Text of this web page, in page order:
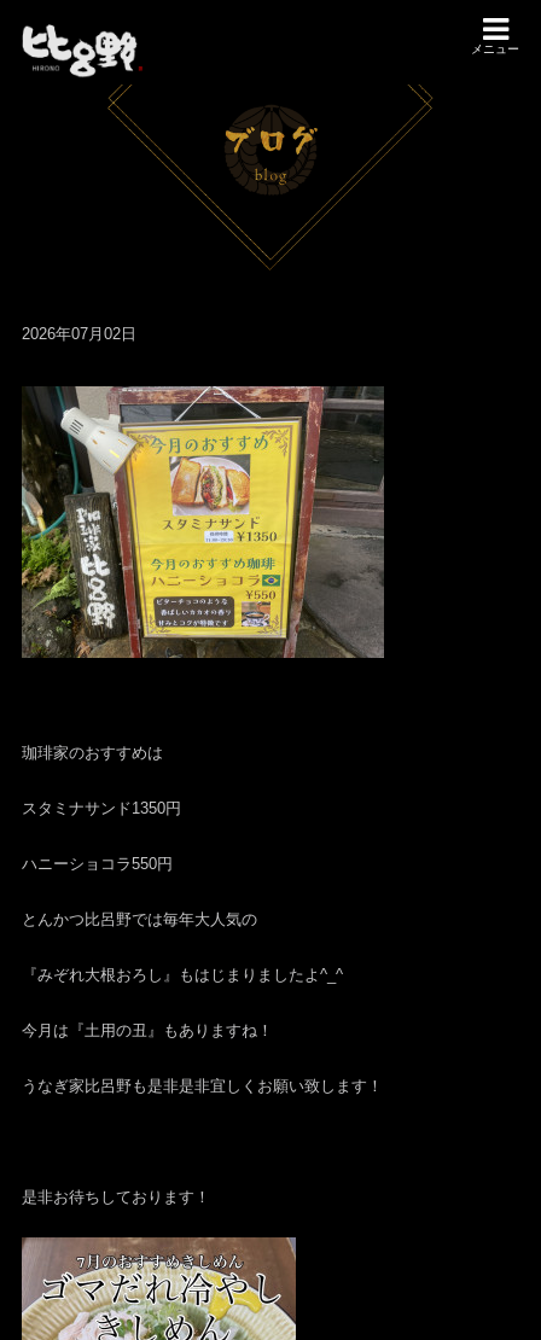
メニュー
2026年07月02日
珈琲家のおすすめは
スタミナサンド1350円
ハニーショコラ550円
とんかつ比呂野では毎年大人気の
『みぞれ大根おろし』もはじまりましたよ^_^
今月は『土用の丑』もありますね！
うなぎ家比呂野も是非是非宜しくお願い致します！
是非お待ちしております！